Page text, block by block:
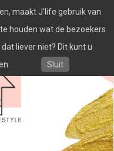
maakt J'life gebruik van
houden wat de bezoekers
liever niet? Dit kunt u
Sluit